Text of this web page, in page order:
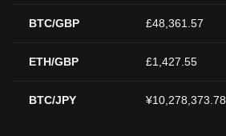
BTC/GBP £48,361.57
ETH/GBP £1,427.55
BTC/JPY ¥10,278,373.78